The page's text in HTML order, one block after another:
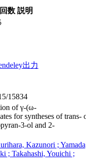
数 説明
出力
15834
of γ-(ω-
for syntheses of trans-
3-ol and 2-
Kazunori ;
; Takahashi, Youichi ;